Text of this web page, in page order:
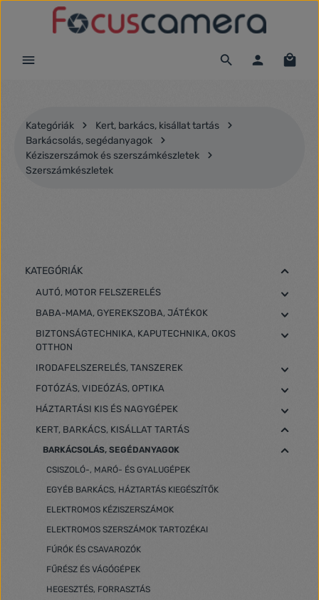
Ugrás a fő tartalomra
Kategóriák
Kert, barkács, kisállat tartás
Barkácsolás, segédanyagok
Kéziszerszámok és szerszámkészletek
Szerszámkészletek
KATEGÓRIÁK
AUTÓ, MOTOR FELSZERELÉS
BABA-MAMA, GYEREKSZOBA, JÁTÉKOK
BIZTONSÁGTECHNIKA, KAPUTECHNIKA, OKOS
OTTHON
IRODAFELSZERELÉS, TANSZEREK
FOTÓZÁS, VIDEÓZÁS, OPTIKA
HÁZTARTÁSI KIS ÉS NAGYGÉPEK
KERT, BARKÁCS, KISÁLLAT TARTÁS
BARKÁCSOLÁS, SEGÉDANYAGOK
CSISZOLÓ-, MARÓ- ÉS GYALUGÉPEK
EGYÉB BARKÁCS, HÁZTARTÁS KIEGÉSZÍTŐK
ELEKTROMOS KÉZISZERSZÁMOK
ELEKTROMOS SZERSZÁMOK TARTOZÉKAI
FÚRÓK ÉS CSAVAROZÓK
FŰRÉSZ ÉS VÁGÓGÉPEK
HEGESZTÉS, FORRASZTÁS